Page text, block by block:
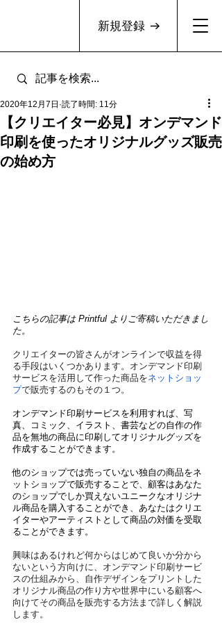
新規登録
【クリエイター必見】オンデマンド
印刷を使ったオリジナルグッズ販売
の始め方
2020年12月7日 読了時間: 11分
こちらの記事は Printful よりご寄稿いただきまし
た。
クリエイターの皆さんがオンラインで収益を得
る手段はいくつかあります。オンデマンド印刷
サービスを活用して作った商品をネットショッ
プで販売するのもその１つ。
オンデマンド印刷サービスを利用すれば、写
真、コミック、イラスト、書芸などの自作の作
品を無地の商品に印刷してオリジナルグッズを
作成することができます。
他のショップでは売っていない独自の商品をネ
ットショップで販売することで、顧客はあなた
のショップでしか買えないユニークなオリジナ
ル商品を購入することができ、あなたはクリエ
イターやアーティストとして商品の対価を受取
ることができます。
興味はあるけれど何からはじめて良いか分から
ないという方向けに、オンデマンド印刷サービ
スの仕組みから、自作デザインをプリントした
オリジナル商品の作り方や世界中にいる顧客へ
向けてその商品を販売する方法まで詳しく解説
します。